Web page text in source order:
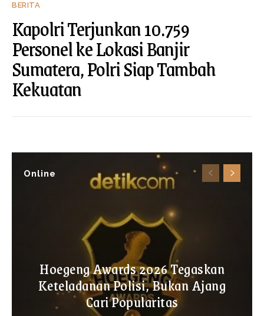
BERITA
Kapolri Terjunkan 10.759
Personel ke Lokasi Banjir
Sumatera, Polri Siap Tambah
Kekuatan
Online
Hoegeng Awards 2026 Tegaskan
Keteladanan Polisi, Bukan Ajang
Cari Popularitas